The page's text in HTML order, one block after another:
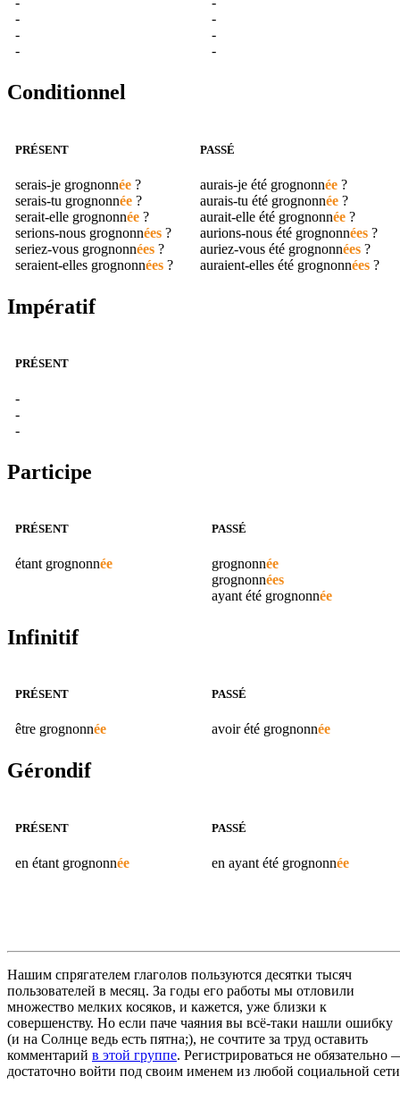
-
-
-
-
-
-
Conditionnel
PRÉSENT
serais-je grognonnée ?
serais-tu grognonnée ?
serait-elle grognonnée ?
serions-nous grognonnées ?
seriez-vous grognonnées ?
seraient-elles grognonnées ?
PASSÉ
aurais-je été grognonnée ?
aurais-tu été grognonnée ?
aurait-elle été grognonnée ?
aurions-nous été grognonnées ?
auriez-vous été grognonnées ?
auraient-elles été grognonnées ?
Impératif
PRÉSENT
-
-
-
Participe
PRÉSENT
étant grognonnée
PASSÉ
grognonnée
grognonnées
ayant été grognonnée
Infinitif
PRÉSENT
être grognonnée
PASSÉ
avoir été grognonnée
Gérondif
PRÉSENT
en étant grognonnée
PASSÉ
en ayant été grognonnée
Нашим спрягателем глаголов пользуются десятки тысяч
пользователей в месяц. За годы его работы мы отловили
множество мелких косяков, и кажется, уже близки к
совершенству. Но если паче чаяния вы всё-таки нашли ошибку
(и на Солнце ведь есть пятна;), не сочтите за труд оставить
комментарий в этой группе. Регистрироваться не обязательно
достаточно войти под своим именем из любой социальной